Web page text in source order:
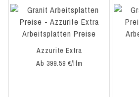
Azzurite Extra
Ab 399.59 €/lfm